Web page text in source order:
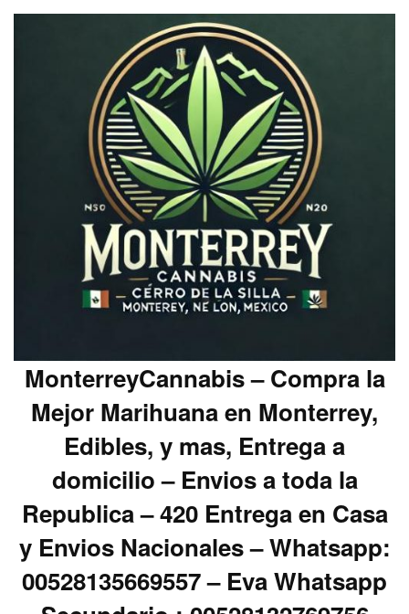
MonterreyCannabis – Compra la
Mejor Marihuana en Monterrey,
Edibles, y mas, Entrega a
domicilio – Envios a toda la
Republica – 420 Entrega en Casa
y Envios Nacionales – Whatsapp:
00528135669557 – Eva Whatsapp